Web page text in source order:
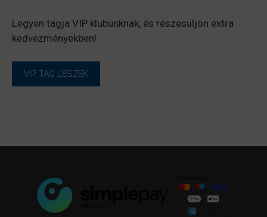
Legyen tagja VIP klubunknak, és részesüljön extra
kedvezményekben!
VIP TAG LESZEK